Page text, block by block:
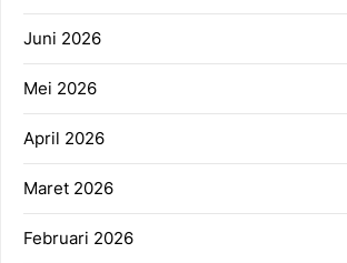
Juni 2026
Mei 2026
April 2026
Maret 2026
Februari 2026